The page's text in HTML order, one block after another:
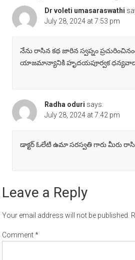
Dr voleti umasaraswathi
July 28, 2024 at 7:53 pm
నేను రాసిన కథ జారిన స్వప్నం
యాజమాన్యానికి హృదయపూర్వక
Radha oduri says:
July 28, 2024 at 7:42 pm
డాక్టర్ ఓలేటి ఉమా సరస్వతి గారు మీరు
Leave a Reply
Your email address will not be published.
Comment*